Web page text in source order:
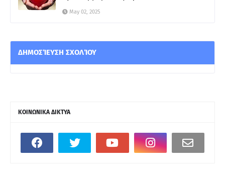
May 02, 2025
ΔΗΜΟΣΊΕΥΣΗ ΣΧΟΛΊΟΥ
ΚΟΙΝΩΝΙΚΑ ΔΙΚΤΥΑ